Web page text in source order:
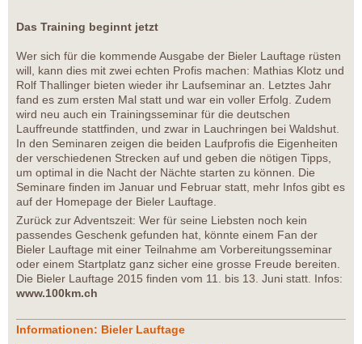
Das Training beginnt jetzt
Wer sich für die kommende Ausgabe der Bieler Lauftage rüsten
will, kann dies mit zwei echten Profis machen: Mathias Klotz und
Rolf Thallinger bieten wieder ihr Laufseminar an. Letztes Jahr
fand es zum ersten Mal statt und war ein voller Erfolg. Zudem
wird neu auch ein Trainingsseminar für die deutschen
Lauffreunde stattfinden, und zwar in Lauchringen bei Waldshut.
In den Seminaren zeigen die beiden Laufprofis die Eigenheiten
der verschiedenen Strecken auf und geben die nötigen Tipps,
um optimal in die Nacht der Nächte starten zu können. Die
Seminare finden im Januar und Februar statt, mehr Infos gibt es
auf der Homepage der Bieler Lauftage.
Zurück zur Adventszeit: Wer für seine Liebsten noch kein
passendes Geschenk gefunden hat, könnte einem Fan der
Bieler Lauftage mit einer Teilnahme am Vorbereitungsseminar
oder einem Startplatz ganz sicher eine grosse Freude bereiten.
Die Bieler Lauftage 2015 finden vom 11. bis 13. Juni statt. Infos:
www.100km.ch
Informationen: Bieler Lauftage